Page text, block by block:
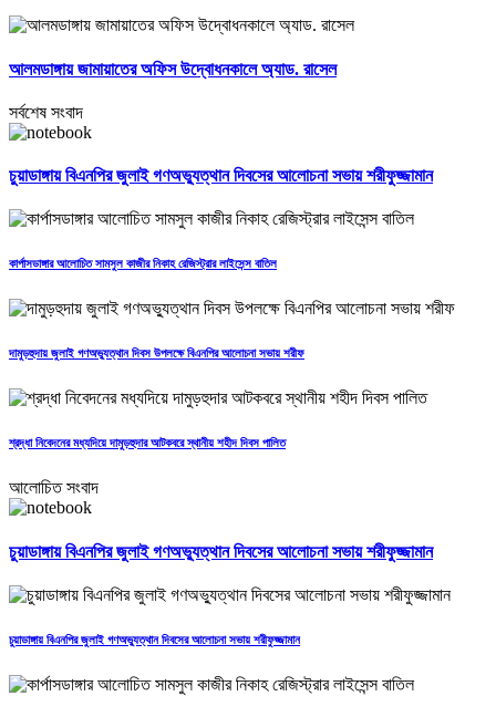
আলমডাঙ্গায় জামায়াতের অফিস উদ্বোধনকালে অ্যাড. রাসেল
সর্বশেষ সংবাদ
চুয়াডাঙ্গায় বিএনপির জুলাই গণঅভ্যুত্থান দিবসের আলোচনা সভায় শরীফুজ্জামান
কার্পাসডাঙ্গার আলোচিত সামসুল কাজীর নিকাহ রেজিস্ট্রার লাইসেন্স বাতিল
দামুড়হুদায় জুলাই গণঅভ্যুত্থান দিবস উপলক্ষে বিএনপির আলোচনা সভায় শরীফ
শ্রদ্ধা নিবেদনের মধ্যদিয়ে দামুড়হুদার আটকবরে স্থানীয় শহীদ দিবস পালিত
আলোচিত সংবাদ
চুয়াডাঙ্গায় বিএনপির জুলাই গণঅভ্যুত্থান দিবসের আলোচনা সভায় শরীফুজ্জামান
চুয়াডাঙ্গায় বিএনপির জুলাই গণঅভ্যুত্থান দিবসের আলোচনা সভায় শরীফুজ্জামান